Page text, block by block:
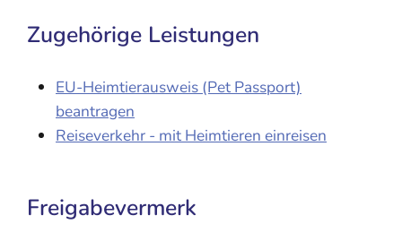
Zugehörige Leistungen
EU-Heimtierausweis (Pet Passport)
beantragen
Reiseverkehr - mit Heimtieren einreisen
Freigabevermerk